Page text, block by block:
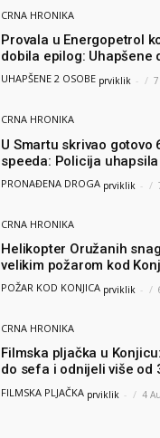
CRNA HRONIKA
Provala u Energopetrol
dobila epilog: Uhapšene
Čapljini i Jablanici
UHAPŠENE 2 OSOBE prviklik -
CRNA HRONIKA
U Smartu skrivao gotovo
speeda: Policija
Hercegovine
PRONAĐENA DROGA prviklik -
CRNA HRONIKA
Helikopter Oružanih
velikim požarom kod
i Air Tractor
POŽAR KOD KONJICA prviklik -
CRNA HRONIKA
Filmska pljačka u
do sefa i odnijeli više od
FILMSKA PLJAČKA prviklik - 4